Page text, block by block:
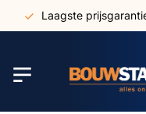
Laagste prijsgarantie